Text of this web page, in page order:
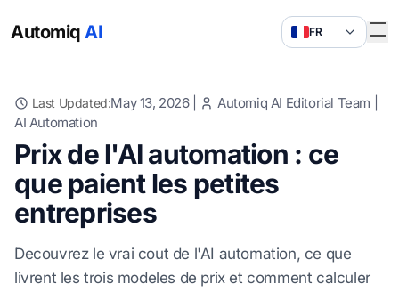
Automiq AI FR
Last Updated:May 13, 2026| Automiq AI Editorial Team
AI Automation
Prix de l'AI automation : ce
que paient les petites
entreprises
Decouvrez le vrai cout de l'AI automation, ce que
livrent les trois modeles de prix et comment calculer